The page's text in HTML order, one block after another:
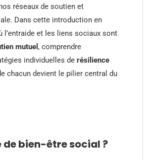
réseaux de soutien et
Dans cette introduction en
l’entraide et les liens sociaux sont
mutuel , comprendre
individuelles de résilience
chacun devient le pilier central du
de bien-être social ?